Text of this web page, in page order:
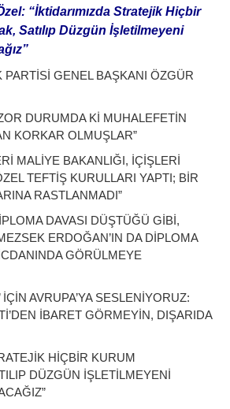
“İktidarımızda Stratejik Hiçbir
Satılıp Düzgün İşletilmeyeni
GENEL BAŞKANI ÖZGÜR
DURUMDA Kİ MUHALEFETİN
KORKAR OLMUŞLAR”
MALİYE BAKANLIĞI, İÇİŞLERİ
TEFTİŞ KURULLARI YAPTI; BİR
RASTLANMADI”
DAVASI DÜŞTÜĞÜ GİBİ,
ERDOĞAN’IN DA DİPLOMA
GÖRÜLMEYE
İÇİN AVRUPA’YA SESLENİYORUZ:
İBARET GÖRMEYİN, DIŞARIDA
HİÇBİR KURUM
DÜZGÜN İŞLETİLMEYENİ